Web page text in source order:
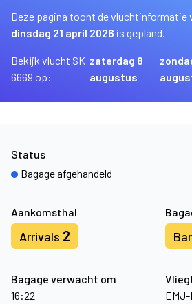
Deze pagina toont de vluchtinformatie
dinsdag 21 april 2026 is gepland.
Bekijk vlucht SK
6669 op:
zaterdag 8
augustus
Aankomsthal
Arrivals 2
Bagage verwacht om
16:22
Status
Bagage afgehandeld